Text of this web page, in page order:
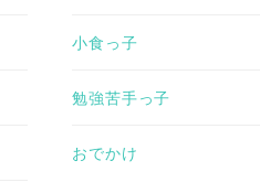
小食っ子
勉強苦手っ子
おでかけ